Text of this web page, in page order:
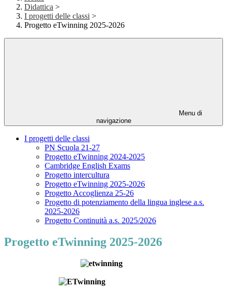
Didattica >
I progetti delle classi >
Progetto eTwinning 2025-2026
Menu di
navigazione
I progetti delle classi
PN Scuola 21-27
Progetto eTwinning 2024-2025
Cambridge English Exams
Progetto intercultura
Progetto eTwinning 2025-2026
Progetto Accoglienza 25-26
Progetto di potenziamento della lingua inglese a.s.
2025-2026
Progetto Continuità a.s. 2025/2026
Progetto eTwinning 2025-2026